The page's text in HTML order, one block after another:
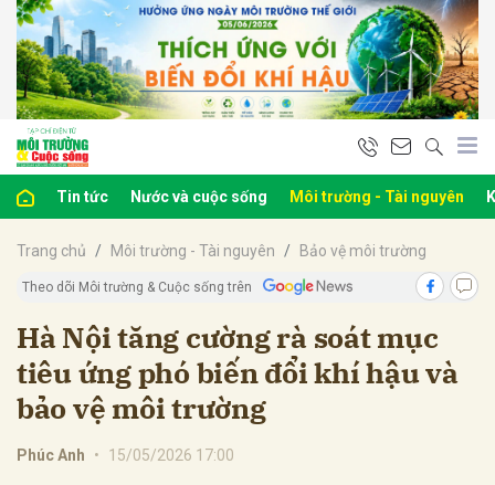
Tin tức Nước và cuộc sống Môi trường - Tài nguyên
Trang chủ Môi trường - Tài nguyên Bảo vệ môi trường
Theo dõi Môi trường & Cuộc sống trên
Hà Nội tăng cường rà soát mục
tiêu ứng phó biến đổi khí hậu và
bảo vệ môi trường
Phúc Anh • 15/05/2026 17:00
luận
Hủy